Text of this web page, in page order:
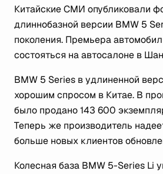
Китайские СМИ опубликовали
длиннобазной версии BMW 5
поколения. Премьера
состояться на автосалоне в
BMW 5 Series в удлиненной
хорошим спросом в Китае. В
было продано 143 600
Теперь же производитель
больше новых клиентов
Колесная база BMW 5-Series Li